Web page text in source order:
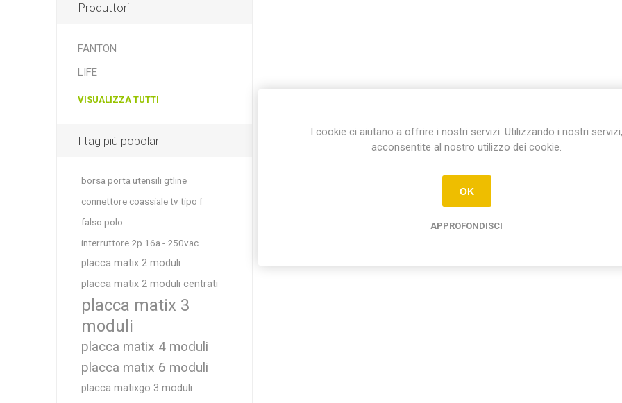
Produttori
FANTON
LIFE
VISUALIZZA TUTTI
I tag più popolari
borsa porta utensili gtline
connettore coassiale tv tipo f
falso polo
interruttore 2p 16a - 250vac
placca matix 2 moduli
placca matix 2 moduli centrati
placca matix 3
moduli
placca matix 4 moduli
placca matix 6 moduli
placca matixgo 3 moduli
I cookie ci aiutano a offrire i nostri servizi. Utilizzando i nostri servizi,
acconsentite al nostro utilizzo dei cookie.
OK
APPROFONDISCI